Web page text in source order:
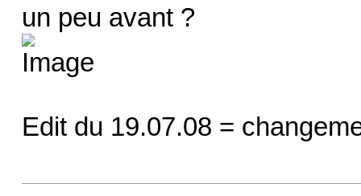
un peu avant ?
Edit du 19.07.08 =